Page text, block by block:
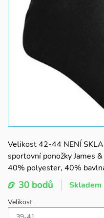
Velikost 42-44 NENÍ
sportovní ponožky James
40% polyester, 40%
30 bodů Skladem
Velikost